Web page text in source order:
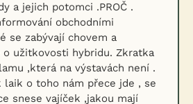
a jejich potomci .PROČ .
obchodními
se zabývají chovem a
o užitkovosti hybridu. Zkratka
,která na výstavách není .
laik o toho nám přece jde , se
snese vajíček ,jakou mají